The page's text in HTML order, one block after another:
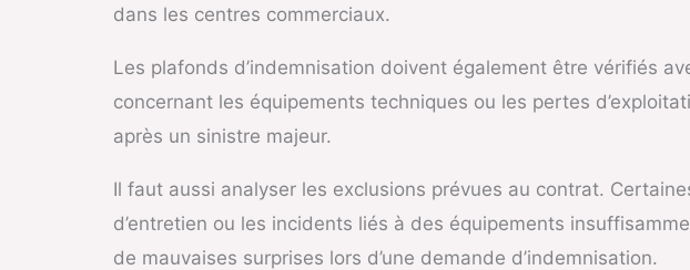
dans les centres commerciaux.
Les plafonds d’indemnisation doivent également être vérifiés
concernant les équipements techniques ou les pertes
après un sinistre majeur.
Il faut aussi analyser les exclusions prévues au contrat.
d’entretien ou les incidents liés à des équipements
de mauvaises surprises lors d’une demande d’indemnisation.